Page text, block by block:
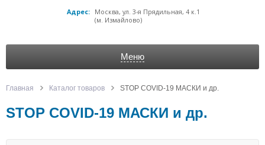
Адрес:
Москва, ул. 3-я Прядильная, 4 к.1
(м. Измайлово)
Меню
Главная Каталог товаров STOP COVID-19 МАСКИ и др.
STOP COVID-19 МАСКИ и др.